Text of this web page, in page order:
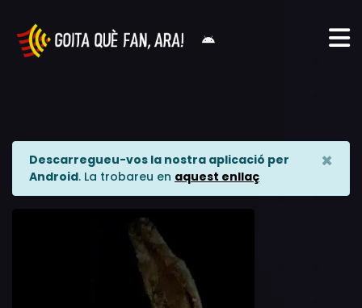
Descarregueu-vos la nostra aplicació per
Android. La trobareu en aquest enllaç
×